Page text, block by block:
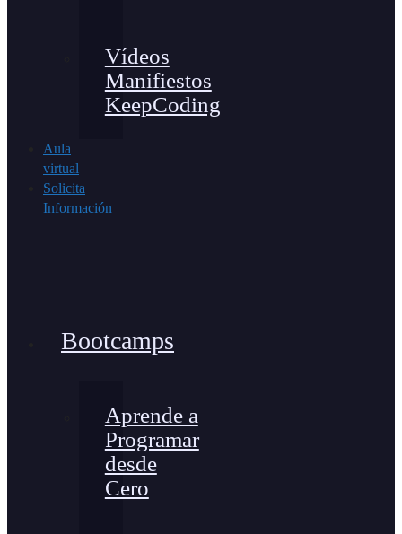
Vídeos
Manifiestos
KeepCoding
Aula
virtual
Solicita
Información
Bootcamps
Aprende a
Programar
desde
Cero